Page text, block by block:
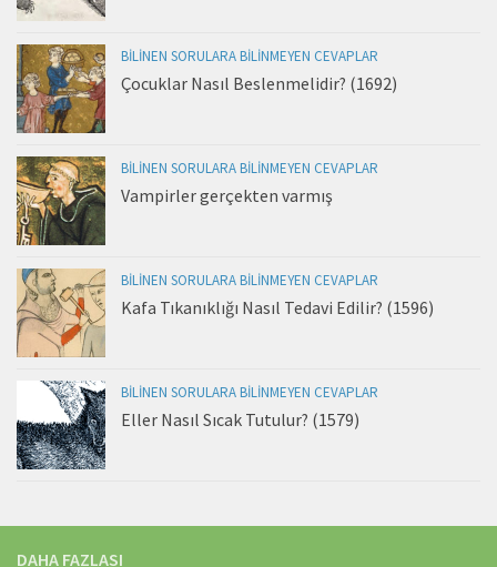
BILINEN SORULARA BILINMEYEN CEVAPLAR
Çocuklar Nasıl Beslenmelidir? (1692)
BILINEN SORULARA BILINMEYEN CEVAPLAR
Vampirler gerçekten varmış
BILINEN SORULARA BILINMEYEN CEVAPLAR
Kafa Tıkanıklığı Nasıl Tedavi Edilir? (1596)
BILINEN SORULARA BILINMEYEN CEVAPLAR
Eller Nasıl Sıcak Tutulur? (1579)
DAHA FAZLASI